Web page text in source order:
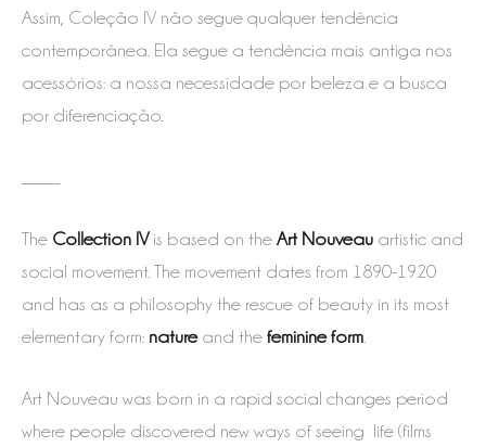
Assim, Coleção IV não segue qualquer tendência
contemporânea. Ela segue a tendência mais antiga nos
acessórios: a nossa necessidade por beleza e a busca
por diferenciação.
The Collection IVis based on the Art Nouveau artistic and
social movement. The movement dates from 1890-1920
and has as a philosophy the rescue of beauty in its most
elementary form: natureand the feminine form
Art Nouveau was born in a rapid social changes period
where people discovered new ways of seeing life (films